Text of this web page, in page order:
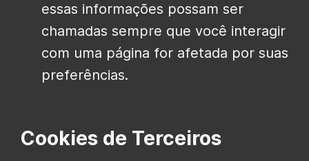
essas informações possam ser
chamadas sempre que você interagir
com uma página for afetada por suas
preferências.
Cookies de Terceiros